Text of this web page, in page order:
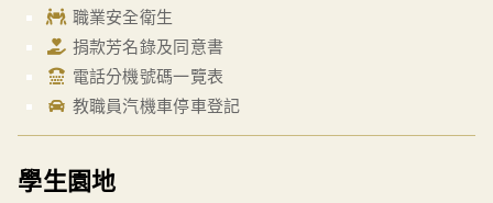
職業安全衛生
捐款芳名錄及同意書
電話分機號碼一覽表
教職員汽機車停車登記
學生園地